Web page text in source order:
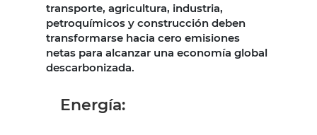
transporte, agricultura, industria,
petroquímicos y construcción deben
transformarse hacia cero emisiones
netas para alcanzar una economía global
descarbonizada.
Energía: